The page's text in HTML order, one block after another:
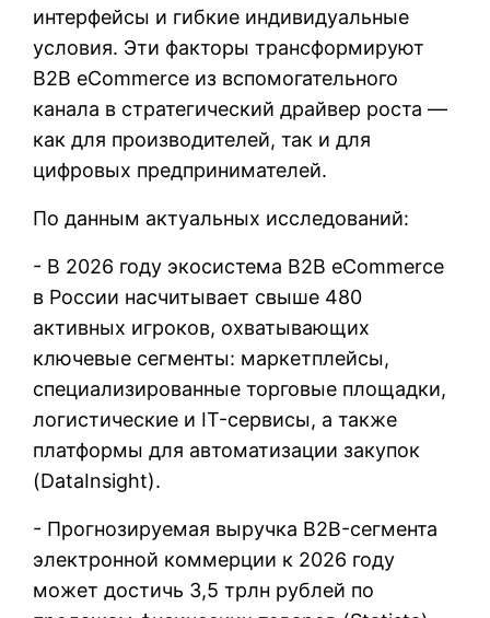
интерфейсы и гибкие индивидуальные
условия. Эти факторы трансформируют
B2B eCommerce из вспомогательного
канала в стратегический драйвер роста —
как для производителей, так и для
цифровых предпринимателей.
По данным актуальных исследований:
- В 2026 году экосистема B2B eCommerce
в России насчитывает свыше 480
активных игроков, охватывающих
ключевые сегменты: маркетплейсы,
специализированные торговые площадки,
логистические и IT-сервисы, а также
платформы для автоматизации закупок
(DataInsight).
- Прогнозируемая выручка B2B-сегмента
электронной коммерции к 2026 году
может достичь 3,5 трлн рублей по